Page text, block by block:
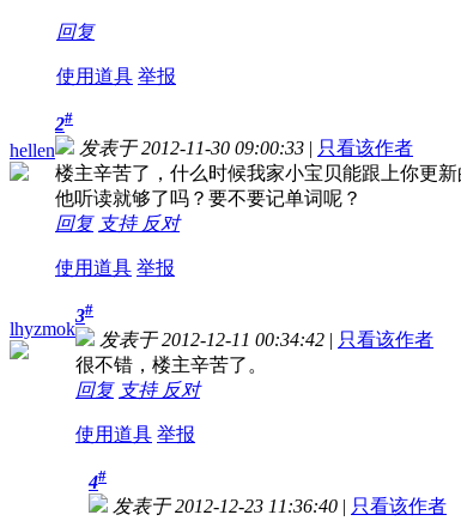
回复
使用道具 举报
hellen
2#
发表于 2012-11-30 09:00:33 | 只看该作者
楼主辛苦了，什么时候我家小宝贝能跟上你更
他听读就够了吗？要不要记单词呢？
回复 支持 反对
使用道具 举报
lhyzmok
3#
发表于 2012-12-11 00:34:42 | 只看该作者
很不错，楼主辛苦了。
回复 支持 反对
使用道具 举报
4#
发表于 2012-12-23 11:36:40 | 只看该作者